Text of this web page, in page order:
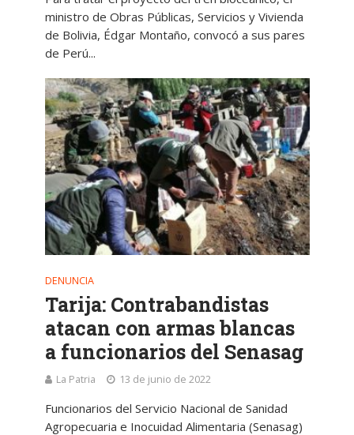
ministro de Obras Públicas, Servicios y Vivienda
de Bolivia, Édgar Montaño, convocó a sus pares
de Perú...
DENUNCIA
Tarija: Contrabandistas
atacan con armas blancas
a funcionarios del Senasag
La Patria 13 de junio de 2022
Funcionarios del Servicio Nacional de Sanidad
Agropecuaria e Inocuidad Alimentaria (Senasag)